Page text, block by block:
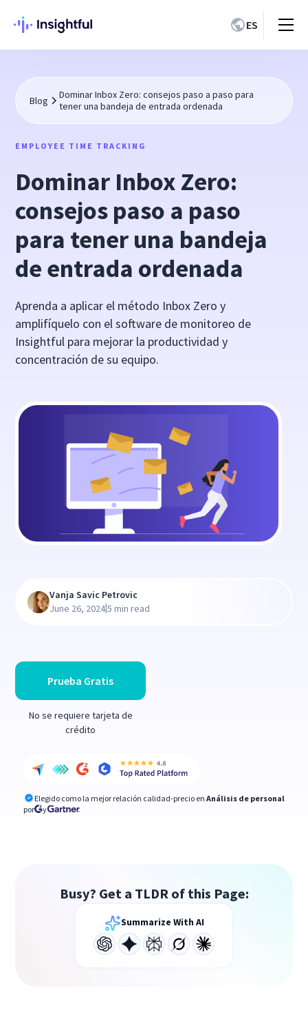
ES
Blog
Dominar Inbox Zero: consejos paso a paso para
tener una bandeja de entrada ordenada
EMPLOYEE TIME TRACKING
Dominar Inbox Zero:
consejos paso a paso
para tener una bandeja
de entrada ordenada
Aprenda a aplicar el método Inbox Zero y
amplifíquelo con el software de monitoreo de
Insightful para mejorar la productividad y
concentración de su equipo.
Prueba Gratis
No se requiere tarjeta de
crédito
Elegido como la mejor relación calidad-precio en Análisis de personal
por
y
Vanja Savic Petrovic
June 26, 2024|5 min read
Busy? Get a TLDR of this Page:
Summarize With AI